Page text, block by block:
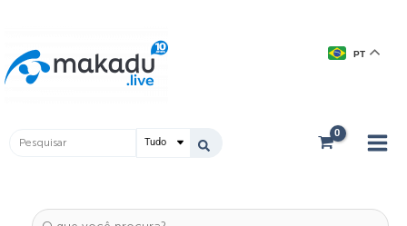
conteúdo
PT
Pesquisar